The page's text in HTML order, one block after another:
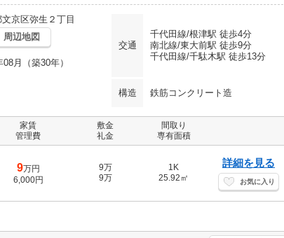
京区弥生２丁目
周辺地図
交通
千代田線/根津駅 徒歩4分
南北線/東大前駅 徒歩9分
千代田線/千駄木駅 徒歩13分
08月（築30年）
構造 鉄筋コンクリート造
家賃
管理費
敷金
礼金
間取り
専有面積
9万円
6,000円
9万
9万
1K
25.92㎡
詳細を見る
お気に入り